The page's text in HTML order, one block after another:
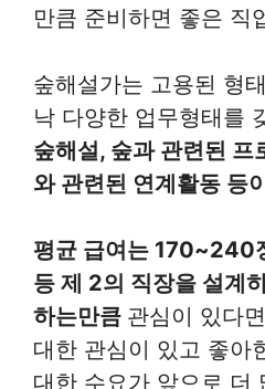
만큼 준비하면 좋은 직
숲해설가는 고용된 형
낙 다양한 업무형태를
숲해설, 숲과 관련된 프
와 관련된 연계활동 등
평균 급여는 170~240
등 제 2의 직장을 설계
하는만큼 관심이 있다
대한 관심이 있고 좋아
대한 수요가 앞으로 더